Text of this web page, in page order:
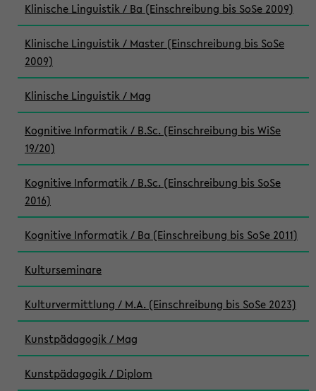
Klinische Linguistik / Ba (Einschreibung bis SoSe 2009)
Klinische Linguistik / Master (Einschreibung bis SoSe
2009)
Klinische Linguistik / Mag
Kognitive Informatik / B.Sc. (Einschreibung bis WiSe
19/20)
Kognitive Informatik / B.Sc. (Einschreibung bis SoSe
2016)
Kognitive Informatik / Ba (Einschreibung bis SoSe 2011)
Kulturseminare
Kulturvermittlung / M.A. (Einschreibung bis SoSe 2023)
Kunstpädagogik / Mag
Kunstpädagogik / Diplom